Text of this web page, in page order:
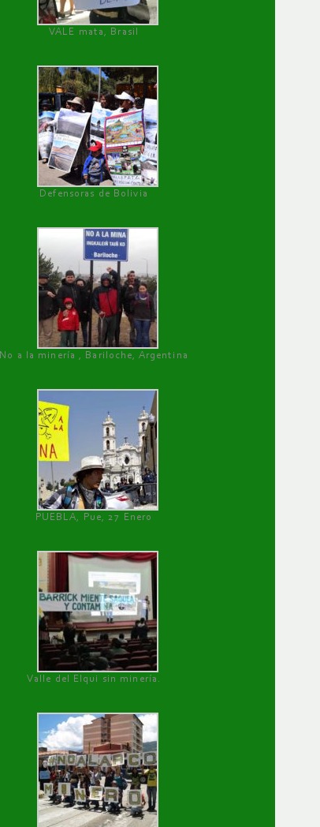
VALE mata, Brasil
Defensoras de Bolivia
No a la minería , Bariloche, Argentina
PUEBLA, Pue, 27 Enero
Valle del Elqui sin minería.